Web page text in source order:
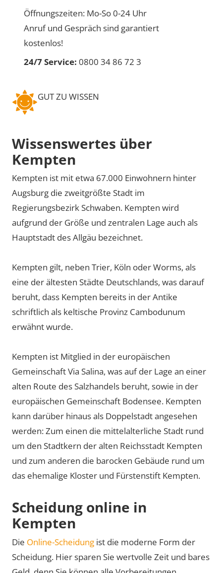
Öffnungszeiten: Mo-So 0-24 Uhr
Anruf und Gespräch sind garantiert
kostenlos!
24/7 Service: 0800 34 86 72 3
GUT ZU WISSEN
Wissenswertes über
Kempten
Kempten ist mit etwa 67.000 Einwohnern hinter
Augsburg die zweitgrößte Stadt im
Regierungsbezirk Schwaben. Kempten wird
aufgrund der Größe und zentralen Lage auch als
Hauptstadt des Allgäu bezeichnet.
Kempten gilt, neben Trier, Köln oder Worms, als
eine der ältesten Städte Deutschlands, was darauf
beruht, dass Kempten bereits in der Antike
schriftlich als keltische Provinz Cambodunum
erwähnt wurde.
Kempten ist Mitglied in der europäischen
Gemeinschaft Via Salina, was auf der Lage an einer
alten Route des Salzhandels beruht, sowie in der
europäischen Gemeinschaft Bodensee. Kempten
kann darüber hinaus als Doppelstadt angesehen
werden: Zum einen die mittelalterliche Stadt rund
um den Stadtkern der alten Reichsstadt Kempten
und zum anderen die barocken Gebäude rund um
das ehemalige Kloster und Fürstenstift Kempten.
Scheidung online in
Kempten
Die Online-Scheidung ist die moderne Form der
Scheidung. Hier sparen Sie wertvolle Zeit und bares